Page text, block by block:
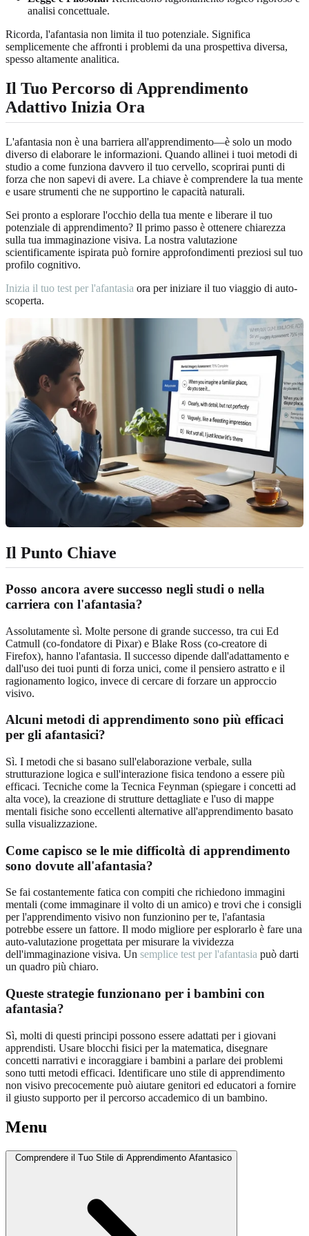
analisi concettuale.
Ricorda, l'afantasia non limita il tuo potenziale. Significa
semplicemente che affronti i problemi da una prospettiva diversa,
spesso altamente analitica.
Il Tuo Percorso di Apprendimento
Adattivo Inizia Ora
L'afantasia non è una barriera all'apprendimento—è solo un modo
diverso di elaborare le informazioni. Quando allinei i tuoi metodi di
studio a come funziona davvero il tuo cervello, scoprirai punti di
forza che non sapevi di avere. La chiave è comprendere la tua mente
e usare strumenti che ne supportino le capacità naturali.
Sei pronto a esplorare l'occhio della tua mente e liberare il tuo
potenziale di apprendimento? Il primo passo è ottenere chiarezza
sulla tua immaginazione visiva. La nostra valutazione
scientificamente ispirata può fornire approfondimenti preziosi sul tuo
profilo cognitivo.
Inizia il tuo test per l'afantasia ora per iniziare il tuo viaggio di auto-
scoperta.
Il Punto Chiave
Posso ancora avere successo negli studi o nella
carriera con l'afantasia?
Assolutamente sì. Molte persone di grande successo, tra cui Ed
Catmull (co-fondatore di Pixar) e Blake Ross (co-creatore di
Firefox), hanno l'afantasia. Il successo dipende dall'adattamento e
dall'uso dei tuoi punti di forza unici, come il pensiero astratto e il
ragionamento logico, invece di cercare di forzare un approccio
visivo.
Alcuni metodi di apprendimento sono più efficaci
per gli afantasici?
Sì. I metodi che si basano sull'elaborazione verbale, sulla
strutturazione logica e sull'interazione fisica tendono a essere più
efficaci. Tecniche come la Tecnica Feynman (spiegare i concetti ad
alta voce), la creazione di strutture dettagliate e l'uso di mappe
mentali fisiche sono eccellenti alternative all'apprendimento basato
sulla visualizzazione.
Come capisco se le mie difficoltà di apprendimento
sono dovute all'afantasia?
Se fai costantemente fatica con compiti che richiedono immagini
mentali (come immaginare il volto di un amico) e trovi che i consigli
per l'apprendimento visivo non funzionino per te, l'afantasia
potrebbe essere un fattore. Il modo migliore per esplorarlo è fare una
auto-valutazione progettata per misurare la vividezza
dell'immaginazione visiva. Un semplice test per l'afantasia può darti
un quadro più chiaro.
Queste strategie funzionano per i bambini con
afantasia?
Sì, molti di questi principi possono essere adattati per i giovani
apprendisti. Usare blocchi fisici per la matematica, disegnare
concetti narrativi e incoraggiare i bambini a parlare dei problemi
sono tutti metodi efficaci. Identificare uno stile di apprendimento
non visivo precocemente può aiutare genitori ed educatori a fornire
il giusto supporto per il percorso accademico di un bambino.
Menu
Comprendere il Tuo Stile di Apprendimento Afantasico